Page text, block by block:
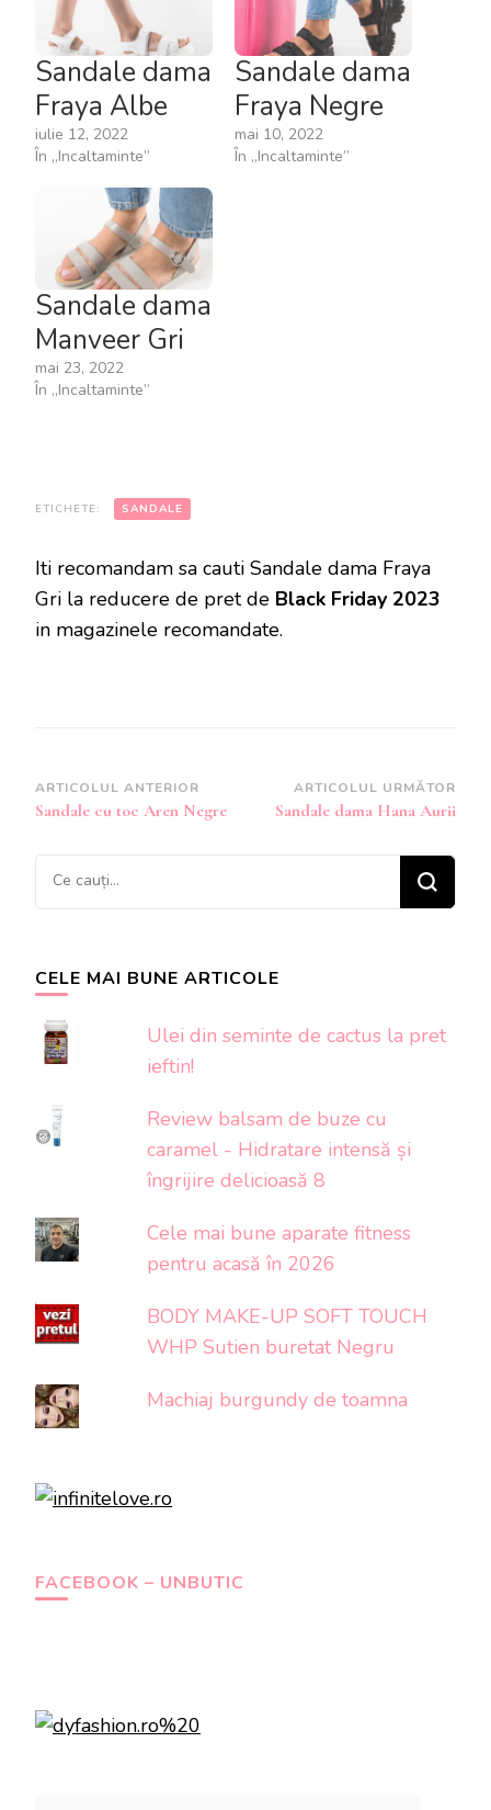
Sandale dama
Fraya Albe
iulie 12, 2022
În „Incaltaminte”
Sandale dama
Fraya Negre
mai 10, 2022
În „Incaltaminte”
Sandale dama
Manveer Gri
mai 23, 2022
În „Incaltaminte”
ETICHETE: SANDALE
Iti recomandam sa cauti Sandale dama Fraya
Gri la reducere de pret de Black Friday 2023
in magazinele recomandate.
Navigare
în
articole
ARTICOLUL ANTERIOR
Sandale cu toc Aren Negre
ARTICOLUL URMĂTOR
Sandale dama Hana Aurii
Cauți
ceva?
CELE MAI BUNE ARTICOLE
Ulei din seminte de cactus la pret
ieftin!
Review balsam de buze cu
caramel - Hidratare intensă și
îngrijire delicioasă 8
Cele mai bune aparate fitness
pentru acasă în 2026
BODY MAKE-UP SOFT TOUCH
WHP Sutien buretat Negru
Machiaj burgundy de toamna
FACEBOOK – UNBUTIC